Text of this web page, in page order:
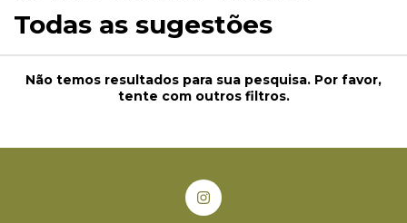
Todas as sugestões
Não temos resultados para sua pesquisa. Por favor,
tente com outros filtros.